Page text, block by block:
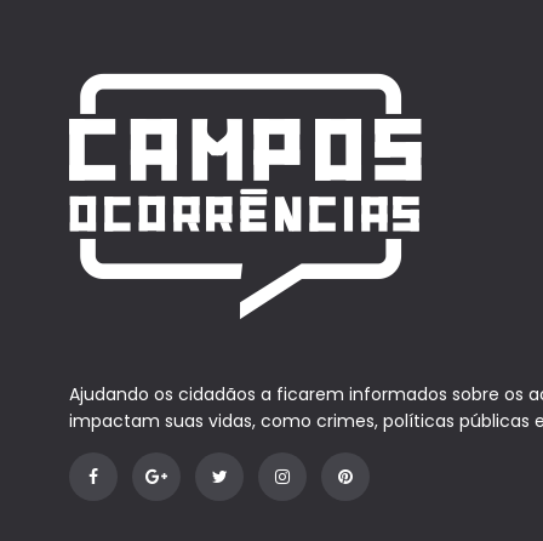
Ajudando os cidadãos a ficarem informados sobre os
impactam suas vidas, como crimes, políticas públicas